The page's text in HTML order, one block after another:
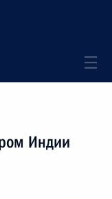
Индии